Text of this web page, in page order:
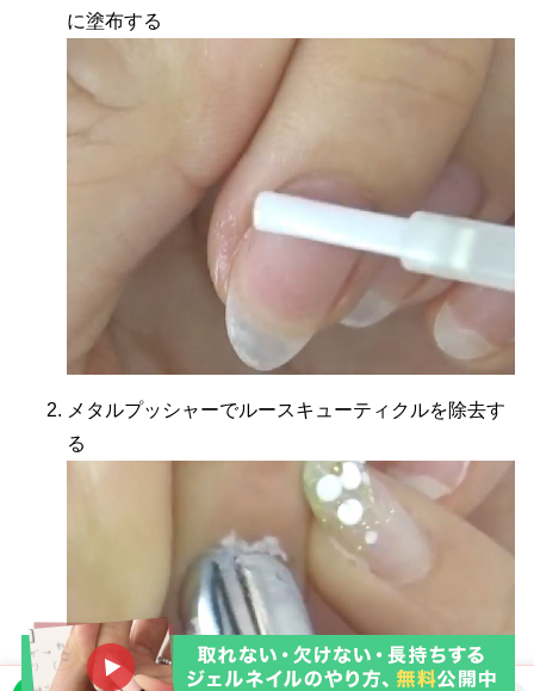
に塗布する
メタルプッシャーでルースキューティクルを除去す
る